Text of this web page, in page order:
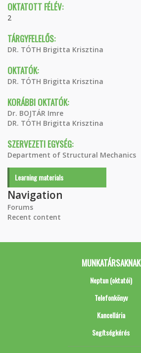
OKTATOTT FÉLÉV:
2
TÁRGYFELELŐS:
DR. TÓTH Brigitta Krisztina
OKTATÓK:
DR. TÓTH Brigitta Krisztina
KORÁBBI OKTATÓK:
Dr. BOJTÁR Imre
DR. TÓTH Brigitta Krisztina
SZERVEZETI EGYSÉG:
Department of Structural Mechanics
Learning materials
Navigation
Forums
Recent content
MUNKATÁRSAKNAK
Neptun (oktatói)
Telefonkönyv
Kancellária
Segítségkérés